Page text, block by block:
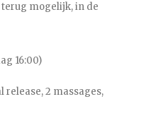
terug mogelijk, in de
16:00)
release, 2 massages,